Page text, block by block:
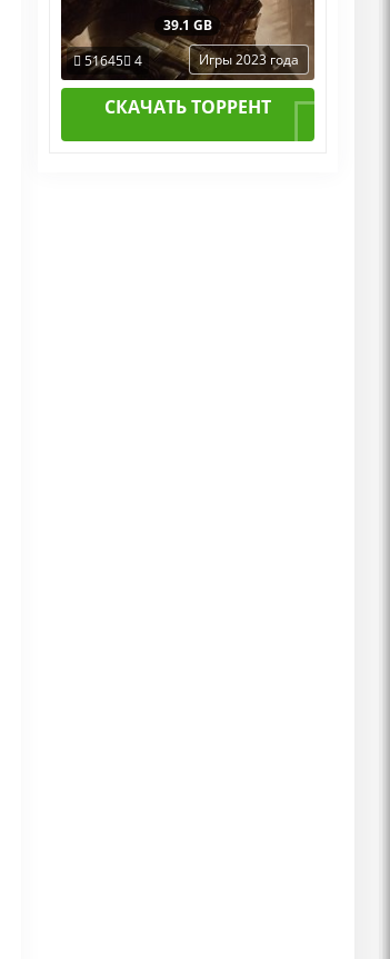
39.1 GB
51645 4 Игры 2023 года
СКАЧАТЬ ТОРРЕНТ